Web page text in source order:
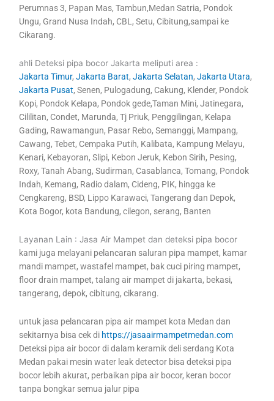
Perumnas 3, Papan Mas, Tambun,Medan Satria, Pondok
Ungu, Grand Nusa Indah, CBL, Setu, Cibitung,sampai ke
Cikarang.
ahli Deteksi pipa bocor Jakarta meliputi area :
Jakarta Timur,Jakarta Barat,Jakarta Selatan,Jakarta Utara,
Jakarta Pusat, Senen, Pulogadung, Cakung, Klender, Pondok
Kopi, Pondok Kelapa, Pondok gede,Taman Mini, Jatinegara,
Cililitan, Condet, Marunda, Tj Priuk, Penggilingan, Kelapa
Gading, Rawamangun, Pasar Rebo, Semanggi, Mampang,
Cawang, Tebet, Cempaka Putih, Kalibata, Kampung Melayu,
Kenari, Kebayoran, Slipi, Kebon Jeruk, Kebon Sirih, Pesing,
Roxy, Tanah Abang, Sudirman, Casablanca, Tomang, Pondok
Indah, Kemang, Radio dalam, Cideng, PIK, hingga ke
Cengkareng, BSD, Lippo Karawaci, Tangerang dan Depok,
Kota Bogor, kota Bandung, cilegon, serang, Banten
Layanan Lain : Jasa Air Mampet dan deteksi pipa bocor
kami juga melayani pelancaran saluran pipa mampet, kamar
mandi mampet, wastafel mampet, bak cuci piring mampet,
floor drain mampet, talang air mampet di jakarta, bekasi,
tangerang, depok, cibitung, cikarang.
untuk jasa pelancaran pipa air mampet kota Medan dan
sekitarnya bisa cek di https://jasaairmampetmedan.com
Deteksi pipa air bocor di dalam keramik deli serdang Kota
Medan pakai mesin water leak detector bisa deteksi pipa
bocor lebih akurat, perbaikan pipa air bocor, keran bocor
tanpa bongkar semua jalur pipa